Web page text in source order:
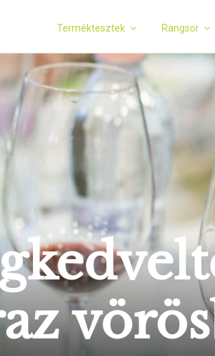
Terméktesztek Rangsor